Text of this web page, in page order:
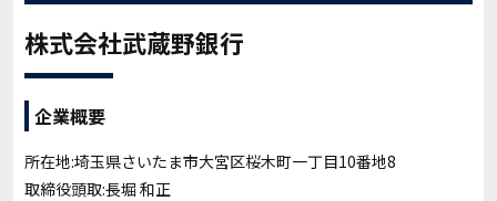
株式会社武蔵野銀行
企業概要
所在地:埼玉県さいたま市大宮区桜木町一丁目10番地8
取締役頭取:長堀 和正